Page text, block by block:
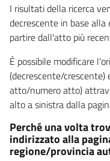
I risultati della ricerca
decrescente in base
partire dall'atto più
È possibile modificare
(decrescente/
atto/numero atto)
alto a sinistra dalla
Perché una volta
indirizzato alla
regione/provincia